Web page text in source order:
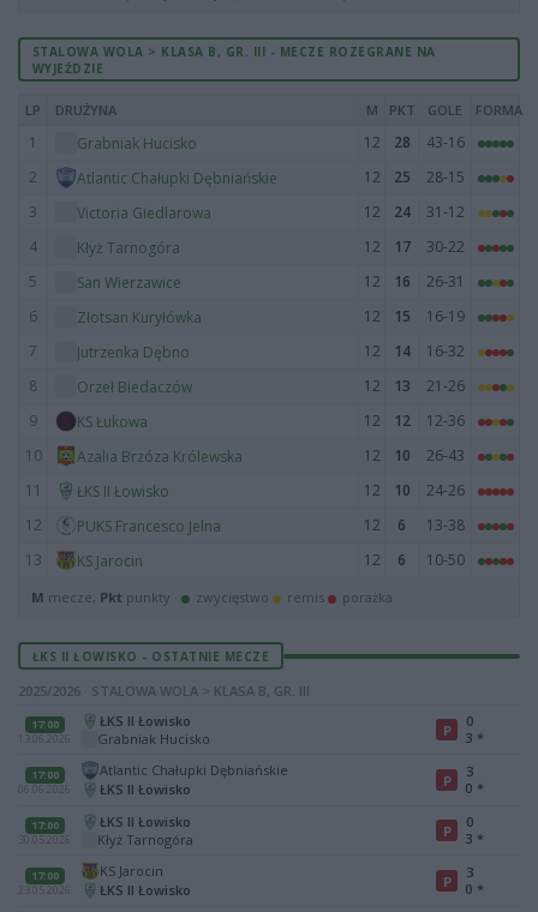
STALOWA WOLA > KLASA B, GR. III - MECZE ROZEGRANE NA
WYJEŹDZIE
LP DRUŻYNA M PKT GOLE FORMA
1 Grabniak Hucisko 12 28
43-16
2
Atlantic Chałupki Dębniańskie 12 25
28-15
3
Victoria Giedlarowa 12 24
31-12
4
Kłyż Tarnogóra 12 17
30-22
5
San Wierzawice 12 16
26-31
6
Złotsan Kuryłówka 12 15
16-19
7
Jutrzenka Dębno 12 14
16-32
8
Orzeł Biedaczów 12 13
21-26
9
KS Łukowa 12 12
12-36
10
Azalia Brzóza Królewska 12 10
26-43
11
ŁKS II Łowisko 12 10
24-26
12
PUKS Francesco Jelna 12 6
13-38
13
KS Jarocin 12 6 10-50
M mecze, Pkt punkty · zwycięstwo remis porażka
ŁKS II ŁOWISKO - OSTATNIE MECZE
2025/2026 · STALOWA WOLA > KLASA B, GR. III
17:00
13.06.2026
ŁKS II Łowisko
Grabniak Hucisko
P
0
3 *
17:00
06.06.2026
Atlantic Chałupki Dębniańskie
ŁKS II Łowisko
P
3
0 *
17:00
30.05.2026
ŁKS II Łowisko
Kłyż Tarnogóra
P
0
3 *
17:00
23.05.2026
KS Jarocin
ŁKS II Łowisko
P
3
0 *